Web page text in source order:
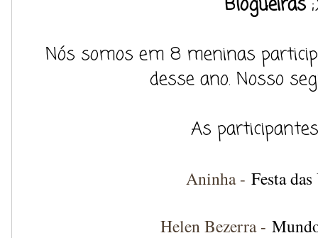
Nós somos em 8 meninas
desse ano. Nosso
As
Aninha - Festa
Helen Bezerra -